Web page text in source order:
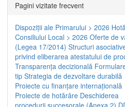
Pagini vizitate frecvent
Dispoziţii ale Primarului > 2026
Consiliului Local > 2026 Oferte de
(Legea 17/2014) Structuri
privind eliberarea atestatului de
Transparenţa decizională
tip Strategia de dezvoltare durabilă
Proiecte cu finanţare internaţională
Proiecte de hotărâre Deschiderea